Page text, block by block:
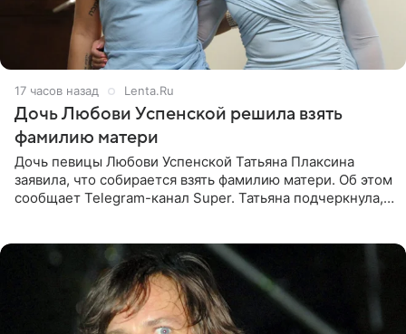
17 часов назад Lenta.Ru
Дочь Любови Успенской решила взять
фамилию матери
Дочь певицы Любови Успенской Татьяна Плаксина
заявила, что собирается взять фамилию матери. Об этом
сообщает Telegram-канал Super. Татьяна подчеркнула,